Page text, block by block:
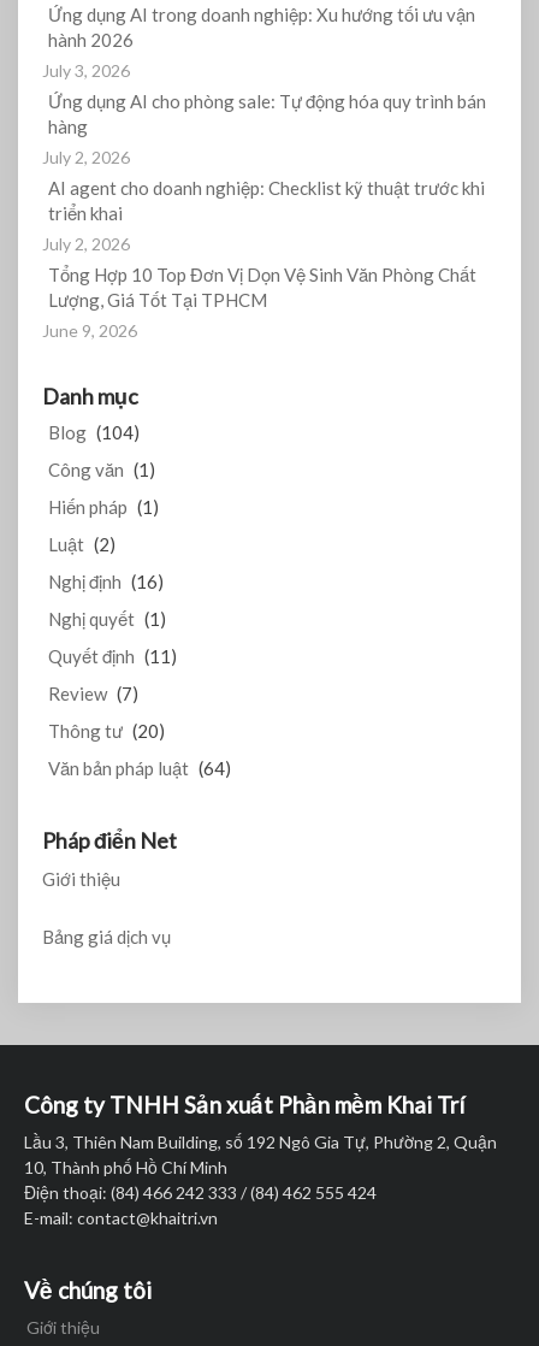
Ứng dụng AI trong doanh nghiệp: Xu hướng tối ưu vận
hành 2026
July 3, 2026
Ứng dụng AI cho phòng sale: Tự động hóa quy trình bán
hàng
July 2, 2026
AI agent cho doanh nghiệp: Checklist kỹ thuật trước khi
triển khai
July 2, 2026
Tổng Hợp 10 Top Đơn Vị Dọn Vệ Sinh Văn Phòng Chất
Lượng, Giá Tốt Tại TPHCM
June 9, 2026
Danh mục
Blog (104)
Công văn (1)
Hiến pháp (1)
Luật (2)
Nghị định (16)
Nghị quyết (1)
Quyết định (11)
Review (7)
Thông tư (20)
Văn bản pháp luật (64)
Pháp điển Net
Giới thiệu
Bảng giá dịch vụ
Công ty TNHH Sản xuất Phần mềm Khai Trí
Lầu 3, Thiên Nam Building, số 192 Ngô Gia Tự, Phường 2, Quận
10, Thành phố Hồ Chí Minh
Điện thoại: (84) 466 242 333 / (84) 462 555 424
E-mail: contact@khaitri.vn
Về chúng tôi
Giới thiệu